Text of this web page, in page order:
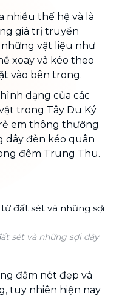
nhiều thế hệ và là
giá trị truyền
vật liệu như
xoay và kéo theo
vào bên trong.
dạng của các
trong Tây Du Ký
em thông thường
dây đèn kéo quân
đêm Trung Thu.
sét và những sợi dây
đậm nét đẹp và
tuy nhiên hiện nay